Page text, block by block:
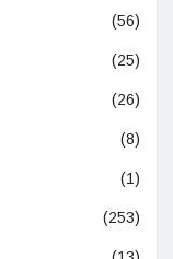
(56)
(25)
(26)
(8)
(1)
(253)